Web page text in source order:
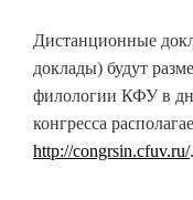
Дистанционные
доклады) будут
филологии КФУ в
конгресса
http://congrsin.cfuv.ru/.